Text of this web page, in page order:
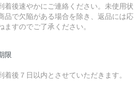
着後速やかにご連絡ください。未使用状
品で欠陥がある場合を除き、返品には応
ますのでご了承ください。
限
着後７日以内とさせていただきます。